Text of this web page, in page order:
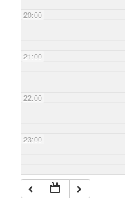
20:00
21:00
22:00
23:00